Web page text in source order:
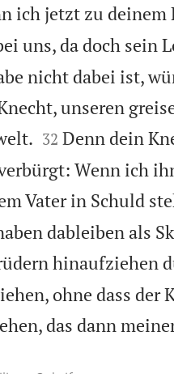
ich jetzt zu deinem
uns, da doch sein
nicht dabei ist,
unseren

32 Denn dein
Wenn ich
Vater in Schuld
dableiben als
hinaufziehen
ohne dass der
das dann